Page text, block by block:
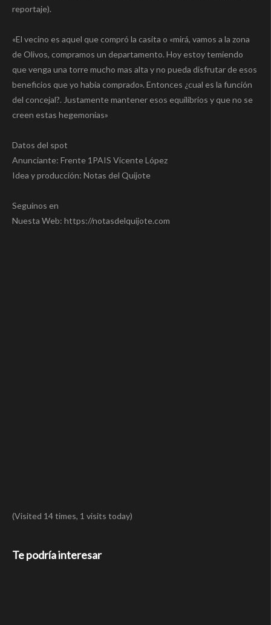
reportaje).
«El vecino es aquel que compró la casita o «mirá, vamos a la zona
de Olivos, compramos un departamento. Hoy estoy temiendo
que venga una torre mucho mas alta y no pueda disfrutar de esos
beneficios que yo habia comprado». Entonces ¿cual es la función
del concejal?. Justamente mantener esos equilibrios y que no se
creen estas hegemonias»
Datos del spot
Anunciante: Frente 1PAIS Vicente López
Idea y producción: Notas del Quijote
Seguinos en
Nuesta Web: https://notasdelquijote.com
(Visited 14 times, 1 visits today)
Te podría interesar